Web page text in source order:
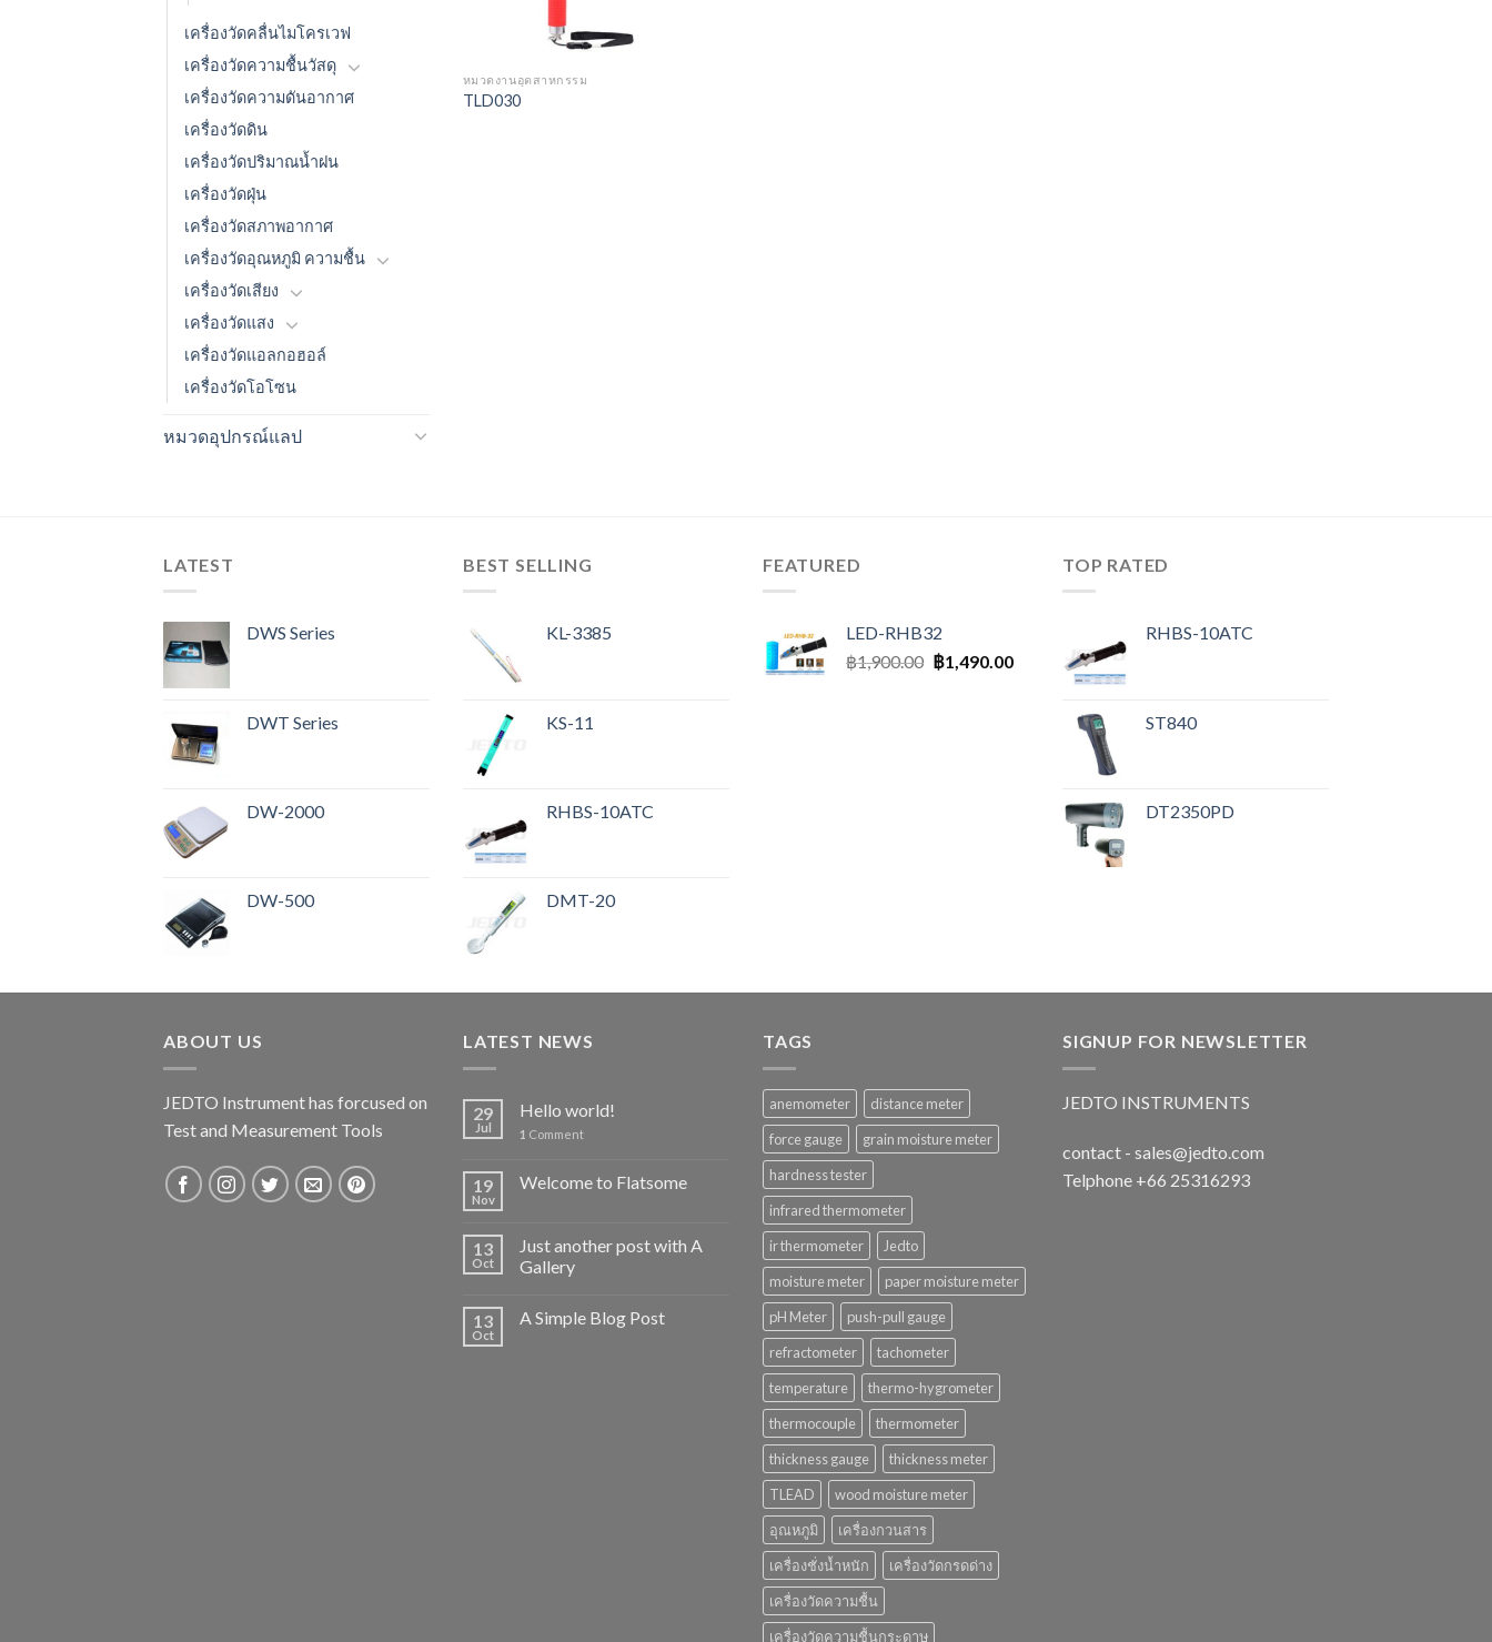
เครื่องวัดคลื่นไมโครเวฟ
เครื่องวัดความชื้นวัสดุ
เครื่องวัดความดันอากาศ
เครื่องวัดดิน
เครื่องวัดปริมาณน้ำฝน
เครื่องวัดฝุ่น
เครื่องวัดสภาพอากาศ
เครื่องวัดอุณหภูมิ ความชื้น
เครื่องวัดเสียง
เครื่องวัดแสง
เครื่องวัดแอลกอฮอล์
เครื่องวัดโอโซน
หมวดอุปกรณ์แลป
หมวดงานอุตสาหกรรม
TLD030
LATEST
DWS Series
DWT Series
DW-2000
DW-500
BEST SELLING
KL-3385
KS-11
RHBS-10ATC
DMT-20
FEATURED
LED-RHB32
฿1,900.00 ฿1,490.00
TOP RATED
RHBS-10ATC
ST840
DT2350PD
ABOUT US
JEDTO Instrument has forcused on
Test and Measurement Tools
LATEST NEWS
29
Jul
Hello world!
1 Comment
19
Nov
Welcome to Flatsome
13
Oct
Just another post with A
Gallery
13
Oct
A Simple Blog Post
TAGS
anemometer
distance meter
force gauge
grain moisture meter
hardness tester
infrared thermometer
ir thermometer
Jedto
moisture meter
paper moisture meter
pH Meter
push-pull gauge
refractometer
tachometer
temperature
thermo-hygrometer
thermocouple
thermometer
thickness gauge
thickness meter
TLEAD
wood moisture meter
อุณหภูมิ
เครื่องกวนสาร
เครื่องชั่งน้ำหนัก
เครื่องวัดกรดด่าง
เครื่องวัดความชื้น
เครื่องวัดความชื้นกระดาษ
SIGNUP FOR NEWSLETTER
JEDTO INSTRUMENTS
contact - sales@jedto.com
Telphone +66 25316293